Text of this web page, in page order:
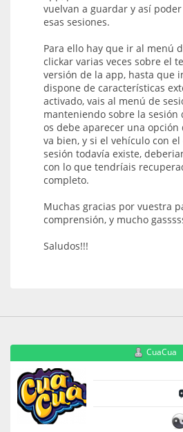
vuelvan a guardar y así
esas sesiones.
Para ello hay que ir al menú
clickar varias veces sobre el
versión de la app, hasta que
dispone de características
activado, vais al menú de
manteniendo sobre la
os debe aparecer una opción
va bien, y si el vehículo con
sesión todavía existe,
con lo que tendríais
completo.
Muchas gracias por vuestra
comprensión, y mucho
Saludos!!!
CuaCua